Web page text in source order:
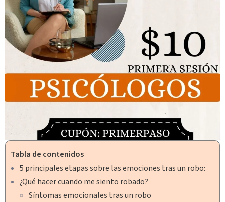
Tabla de contenidos
5 principales etapas sobre las emociones tras un robo:
¿Qué hacer cuando me siento robado?
Síntomas emocionales tras un robo